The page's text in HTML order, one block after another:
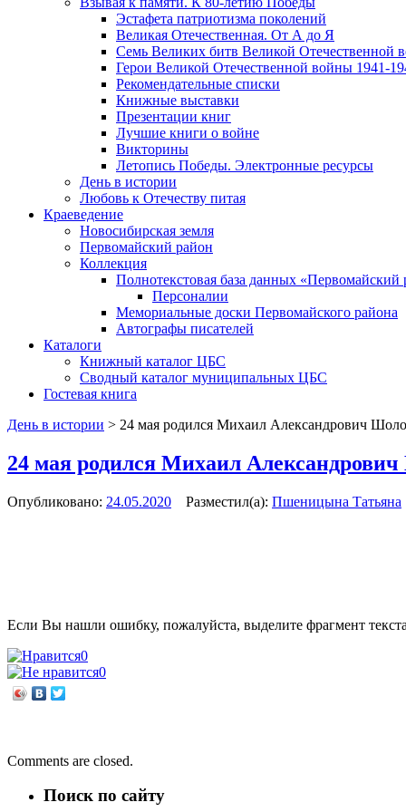
Эcтафета патриотизма поколений
Великая Отечественная. От А до Я
Семь Великих битв Великой Отечественной
Герои Великой Отечественной войны 1941-
Рекомендательные списки
Книжные выставки
Презентации книг
Лучшие книги о войне
Викторины
Летопись Победы. Электронные ресурсы
День в истории
Любовь к Отечеству питая
Краеведение
Новосибирская земля
Первомайский район
Коллекция
Полнотекстовая база данных «Первомайский
Персоналии
Мемориальные доски Первомайского района
Автографы писателей
Каталоги
Книжный каталог ЦБС
Сводный каталог муниципальных ЦБС
Гостевая книга
День в истории > 24 мая родился Михаил Александрович
24 мая родился Михаил
Опубликовано: 24.05.2020 Разместил(а): Пшеницына Татьяна
Если Вы нашли ошибку, пожалуйста, выделите фрагмент
0
0
Comments are closed.
Поиск по сайту